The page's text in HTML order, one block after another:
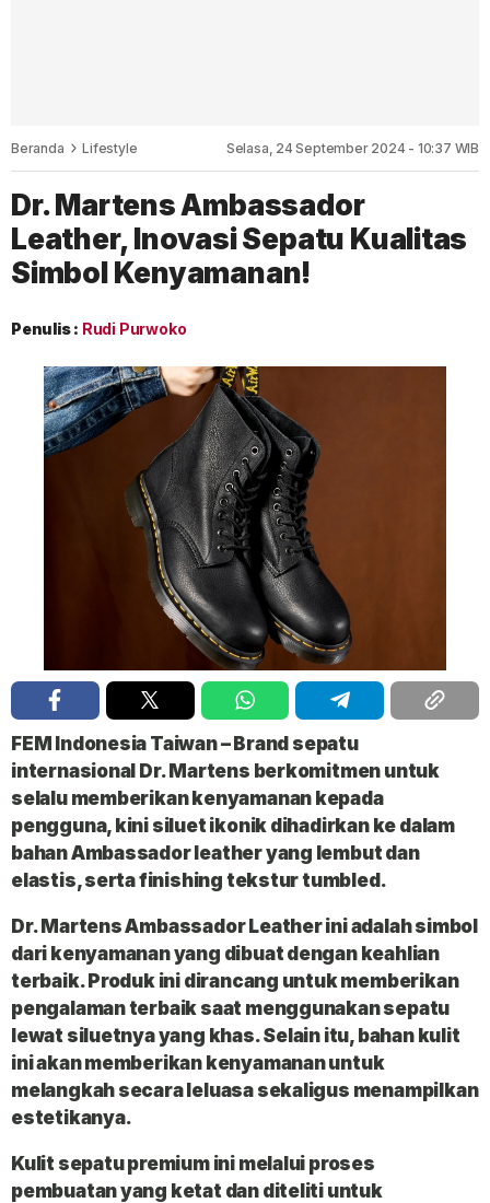
Beranda Lifestyle Selasa, 24 September 2024 - 10:37 WIB
Dr. Martens Ambassador
Leather, Inovasi Sepatu Kualitas
Simbol Kenyamanan!
Penulis : Rudi Purwoko
FEM Indonesia Taiwan– Brand sepatu
internasional Dr. Martens berkomitmen untuk
selalu memberikan kenyamanan kepada
pengguna, kini siluet ikonik dihadirkan ke dalam
bahan Ambassador leather yang lembut dan
elastis, serta finishing tekstur tumbled.
Dr. Martens Ambassador Leather ini adalah simbol
dari kenyamanan yang dibuat dengan keahlian
terbaik. Produk ini dirancang untuk memberikan
pengalaman terbaik saat menggunakan sepatu
lewat siluetnya yang khas. Selain itu, bahan kulit
ini akan memberikan kenyamanan untuk
melangkah secara leluasa sekaligus menampilkan
estetikanya.
Kulit sepatu premium ini melalui proses
pembuatan yang ketat dan diteliti untuk